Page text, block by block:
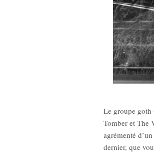
Le groupe
Tomber et The
agrémenté
dernier, que